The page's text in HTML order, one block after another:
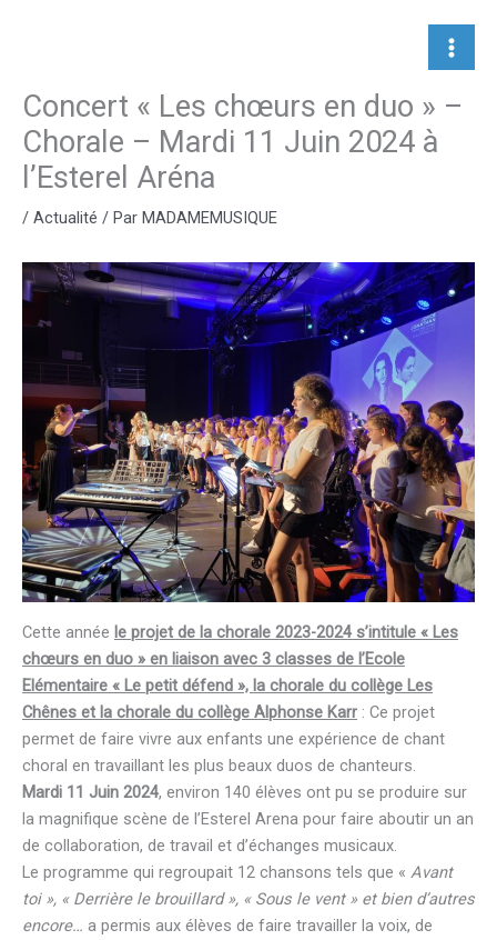
Concert « Les chœurs en duo » –
Chorale – Mardi 11 Juin 2024 à
l’Esterel Aréna
/ Actualité / Par MADAMEMUSIQUE
Cette année le projet de la chorale 2023-2024 s’intitule « Les
chœurs en duo » en liaison avec 3 classes de l’Ecole
Elémentaire « Le petit défend », la chorale du collège Les
Chênes et la chorale du collège Alphonse Karr : Ce projet
permet de faire vivre aux enfants une expérience de chant
choral en travaillant les plus beaux duos de chanteurs.
Mardi 11 Juin 2024, environ 140 élèves ont pu se produire sur
la magnifique scène de l’Esterel Arena pour faire aboutir un an
de collaboration, de travail et d’échanges musicaux.
Le programme qui regroupait 12 chansons tels que « Avant
toi », « Derrière le brouillard », « Sous le vent » et bien d’autres
encore… a permis aux élèves de faire travailler la voix, de